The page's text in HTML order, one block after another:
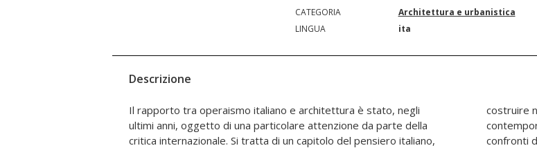
CATEGORIA
Architettura e urbanistica
LINGUA
ita
Descrizione
Il rapporto tra operaismo italiano e architettura è stato, negli
ultimi anni, oggetto di una particolare attenzione da parte della
critica internazionale. Si tratta di un capitolo del pensiero italiano,
costruire nel suo rapporto con i grandi spazi dell'urbanizzazione
contemporanea. Libera da ogni residuo di nostalgia, corrosiva nei
confronti delle più diffuse mode culturali, la critica operaista